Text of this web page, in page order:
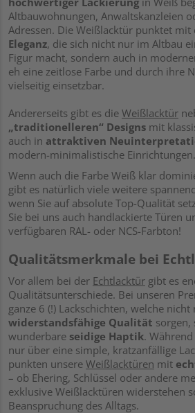
Altbauwohnungen, Anwaltskanzleien
Adressen. Die Weißlacktür punktet mit
Eleganz, die sich nicht nur im Altbau
Figur macht, sondern auch in
eh eine zeitlose Farbe und durch ihre
vielseitig einsetzbar.
Andererseits gibt es die Weißlacktür
„traditionelleren“ Designs mit
auch in attraktiven
modern-minimalistische Einrichtungen.
Wenn auch die Farbe Weiß klar
gibt es natürlich viele weitere
wenn Sie auf absolute Top-Qualität
Sie bei uns auch handlackierte Türen
verfügbaren RAL- oder NCS-Farbton!
Qualitätsmerkmale bei
Vor allem bei der Echtlacktür gibt es
Qualitätsunterschiede. Bei unseren
ganze 6 (!) Lackschichten, welche
widerstandsfähige Qualität sorgen,
wunderbare seidige Haptik.
nur über eine simple, kratzanfällige
punkten unsere Weißlacktüren mit
– ob Ehering, Schlüssel oder andere
exklusive Weißlacktüren widerstehen
Beanspruchung des Alltags.